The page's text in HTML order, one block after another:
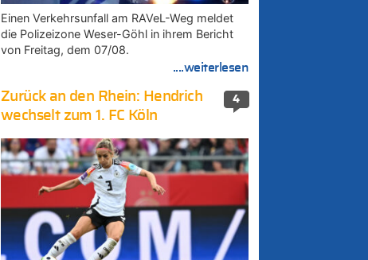
Einen Verkehrsunfall am RAVeL-Weg meldet
die Polizeizone Weser-Göhl in ihrem Bericht
von Freitag, dem 07/08.
....weiterlesen
4
Zurück an den Rhein: Hendrich
wechselt zum 1. FC Köln